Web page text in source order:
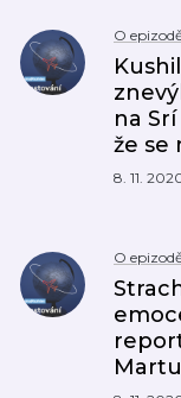
O
na
že se
8. 11.
O